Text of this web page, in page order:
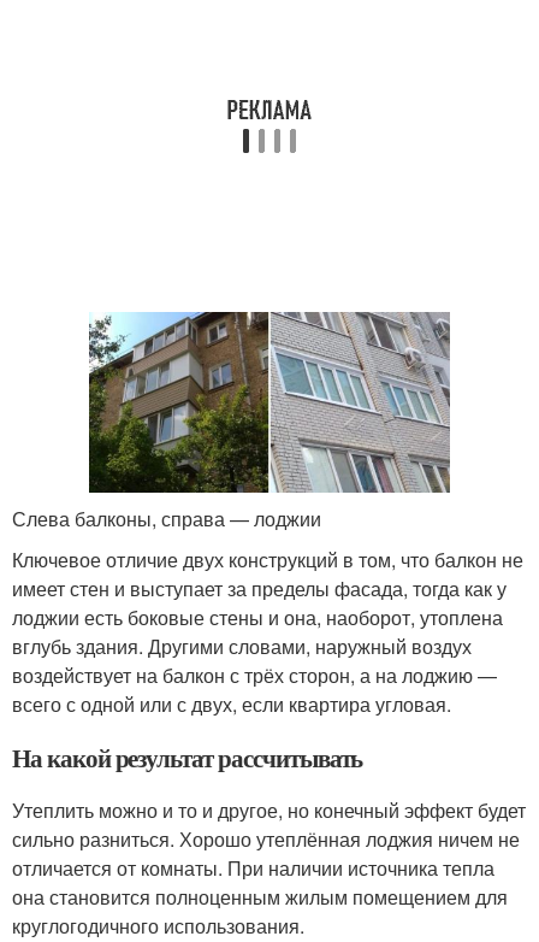
Слева балконы, справа — лоджии
Ключевое отличие двух конструкций в том, что балкон не
имеет стен и выступает за пределы фасада, тогда как у
лоджии есть боковые стены и она, наоборот, утоплена
вглубь здания. Другими словами, наружный воздух
воздействует на балкон с трёх сторон, а на лоджию —
всего с одной или с двух, если квартира угловая.
На какой результат рассчитывать
Утеплить можно и то и другое, но конечный эффект будет
сильно разниться. Хорошо утеплённая лоджия ничем не
отличается от комнаты. При наличии источника тепла
она становится полноценным жилым помещением для
круглогодичного использования.